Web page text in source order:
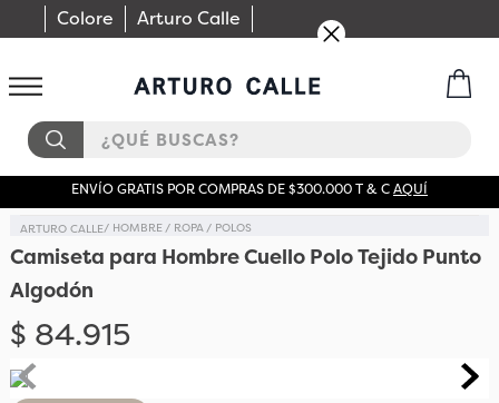
Colore Arturo Calle
¿QUÉ BUSCAS?
ENVÍO GRATIS POR COMPRAS DE $300.000 T & CAQUÍ
HOMBRE ROPA POLOS
Camiseta para Hombre Cuello Polo Tejido Punto
Algodón
$ 84.915